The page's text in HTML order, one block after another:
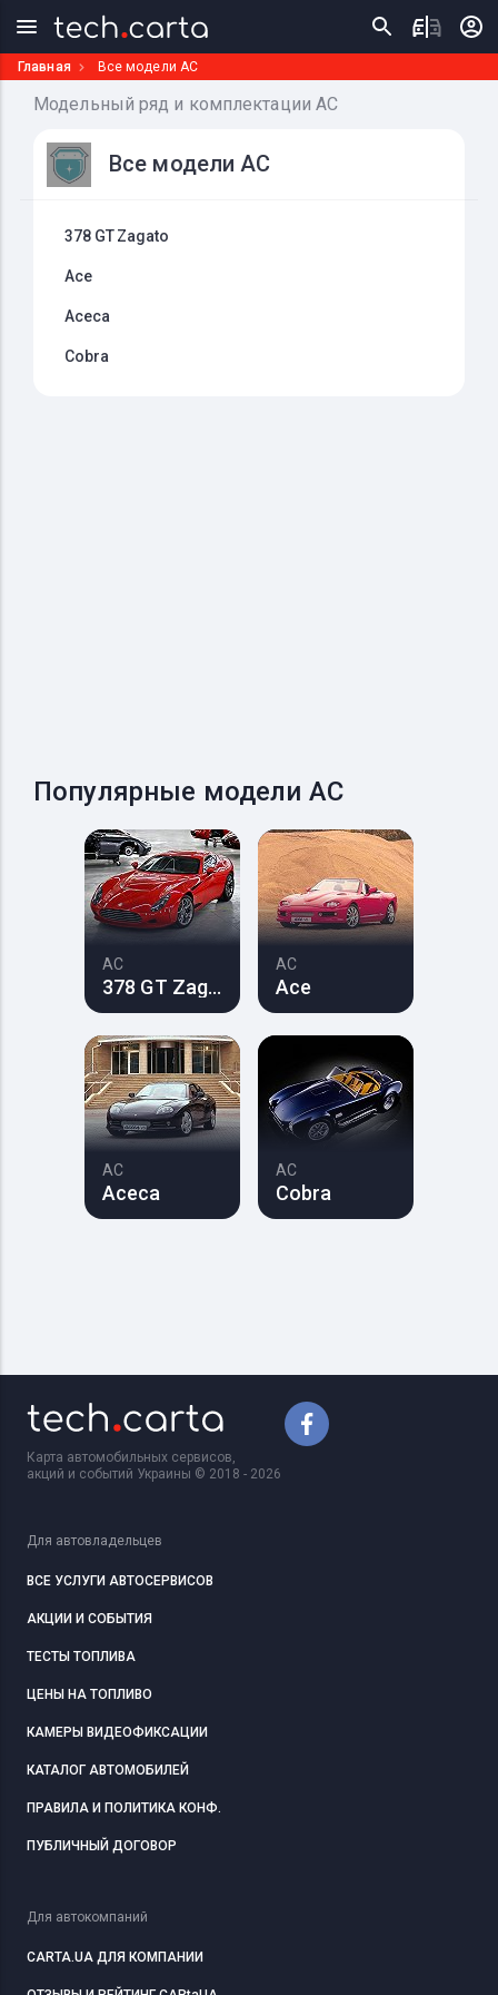
Главная Все модели AC
Модельный ряд и комплектации AC
Все модели AC
378 GT Zagato
Ace
Aceca
Cobra
Популярные модели AC
AC
378 GT Zagato
AC
Ace
AC
Aceca
AC
Cobra
Карта автомобильных сервисов,
акций и событий Украины © 2018 - 2026
Для автовладельцев
ВСЕ УСЛУГИ АВТОСЕРВИСОВ
АКЦИИ И СОБЫТИЯ
ТЕСТЫ ТОПЛИВА
ЦЕНЫ НА ТОПЛИВО
КАМЕРЫ ВИДЕОФИКСАЦИИ
КАТАЛОГ АВТОМОБИЛЕЙ
ПРАВИЛА И ПОЛИТИКА КОНФ.
ПУБЛИЧНЫЙ ДОГОВОР
Для автокомпаний
CARTA.UA ДЛЯ КОМПАНИИ